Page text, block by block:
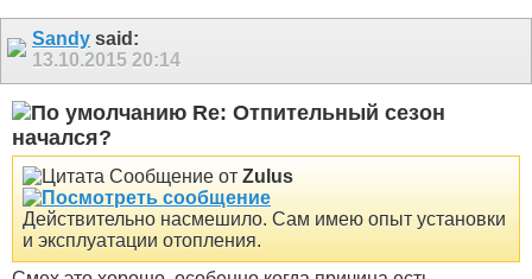
Sandy said:
13.10.2015 20:14
Re: Отпительный сезон
начался?
Сообщение от Zulus
Действительно насмешило. Сам имею опыт установки
и эксплуатации отопления.